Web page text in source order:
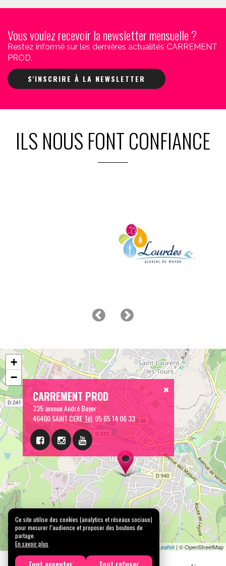
Vous voulez recevoir la newsletter mensuelle ?
Restez informé sur les dernières actualités CARREMENT
PROD.
S'INSCRIRE À LA NEWSLETTER
ILS NOUS FONT CONFIANCE
CARREMENT PROD
335 avenue André Boyer
46400 SAINT CERETél:05 65 14 06 33
+
−
Leaflet | © OpenStreetMap
Ce site utilise des cookies (analytics et réseaux sociaux)
pour mesurer l’audience et proposer des boutons de
partage.
En savoir plus
Tout accepter Tout refuser